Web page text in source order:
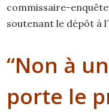
commissaire-
soutenant le dépôt à
“Non à
porte le